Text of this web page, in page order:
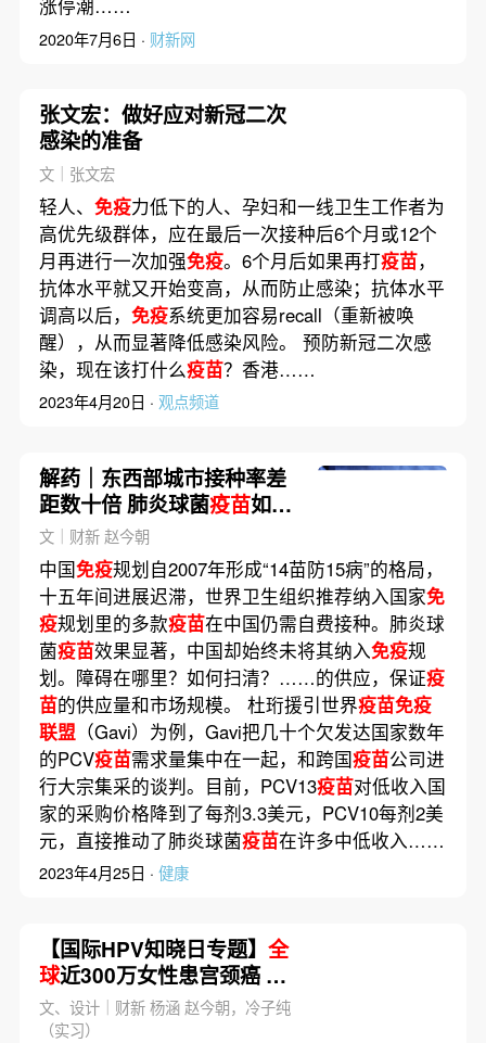
涨停潮……
2020年7月6日 · 财新网
张文宏：做好应对新冠二次
感染的准备
文｜张文宏
轻人、 免疫力低下的人、孕妇和一线卫生工作者为
高优先级群体，应在最后一次接种后6个月或12个
月再进行一次加强免疫。6个月后如果再打疫苗，
抗体水平就又开始变高，从而防止感染；抗体水平
调高以后， 免疫系统更加容易recall（重新被唤
醒），从而显著降低感染风险。 预防新冠二次感
染，现在该打什么疫苗？香港……
2023年4月20日 · 观点频道
解药｜东西部城市接种率差
距数十倍 肺炎球菌疫苗如何
公平可及？
文｜财新 赵今朝
中国免疫规划自2007年形成“14苗防15病”的格局，
十五年间进展迟滞，世界卫生组织推荐纳入国家免
疫规划里的多款疫苗在中国仍需自费接种。肺炎球
菌疫苗效果显著，中国却始终未将其纳入免疫规
划。障碍在哪里？如何扫清？……的供应，保证疫
苗的供应量和市场规模。 杜珩援引世界疫苗免疫
联盟（Gavi）为例，Gavi把几十个欠发达国家数年
的PCV疫苗需求量集中在一起，和跨国疫苗公司进
行大宗集采的谈判。目前，PCV13疫苗对低收入国
家的采购价格降到了每剂3.3美元，PCV10每剂2美
元，直接推动了肺炎球菌疫苗在许多中低收入……
2023年4月25日 · 健康
【国际HPV知晓日专题】 全
球近300万女性患宫颈癌 我
们离免费HPV疫苗还有多
远？｜健保
文、设计｜财新 杨涵 赵今朝，冷子纯
（实习）